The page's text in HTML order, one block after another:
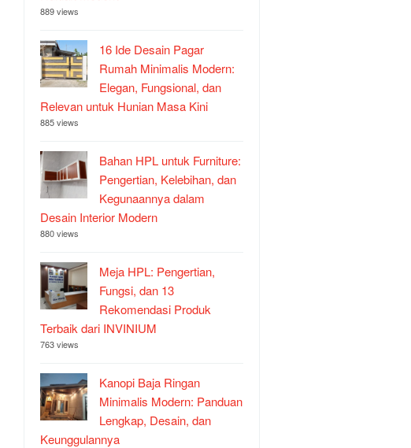
889 views
16 Ide Desain Pagar
Rumah Minimalis Modern:
Elegan, Fungsional, dan
Relevan untuk Hunian Masa Kini
885 views
Bahan HPL untuk Furniture:
Pengertian, Kelebihan, dan
Kegunaannya dalam
Desain Interior Modern
880 views
Meja HPL: Pengertian,
Fungsi, dan 13
Rekomendasi Produk
Terbaik dari INVINIUM
763 views
Kanopi Baja Ringan
Minimalis Modern: Panduan
Lengkap, Desain, dan
Keunggulannya